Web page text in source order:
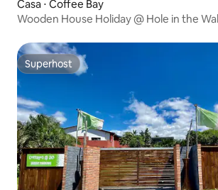
Casa ⋅ Coffee Bay
Wooden House Holiday @ Hole in the
Superhost
Superhost